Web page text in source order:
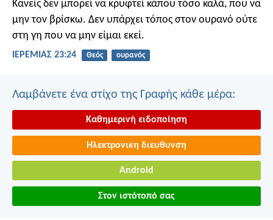
Κανείς δεν μπορεί να κρυφτεί κάπου τόσο καλά, που να
μην τον βρίσκω. Δεν υπάρχει τόπος στον ουρανό ούτε
στη γη που να μην είμαι εκεί.
ΙΕΡΕΜΙΑΣ 23:24 Θεός ουρανός
Λαμβάνετε ένα στίχο της Γραφής κάθε μέρα:
Καθημερινή ειδοποίηση
Ηλεκτρονικη διευθυνση
Android
Στον ιστότοπό σας